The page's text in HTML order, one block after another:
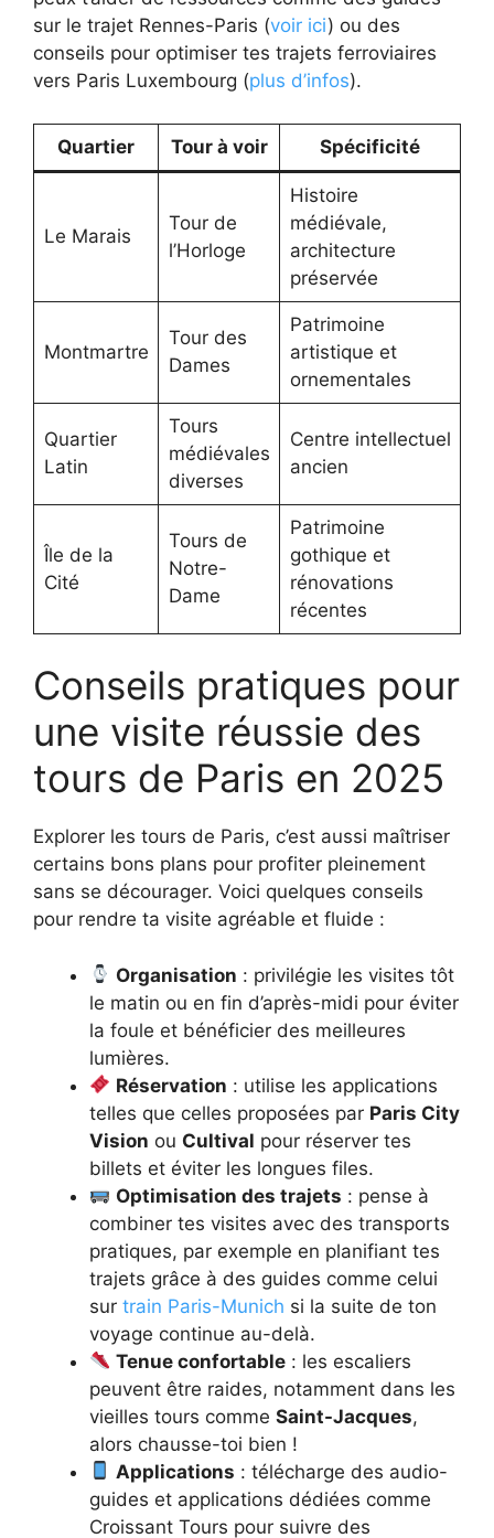
sur le trajet Rennes-Paris (voir ici) ou des
conseils pour optimiser tes trajets ferroviaires
vers Paris Luxembourg (plus d’infos).
Quartier Tour à voir Spécificité
Le Marais
Tour de
l’Horloge
Histoire
médiévale,
architecture
préservée
Montmartre
Tour des
Dames
Patrimoine
artistique et
ornementales
Quartier
Latin
Tours
médiévales
diverses
Centre intellectuel
ancien
Île de la
Cité
Tours de
Notre-
Dame
Patrimoine
gothique et
rénovations
récentes
Conseils pratiques pour
une visite réussie des
tours de Paris en 2025
Explorer les tours de Paris, c’est aussi maîtriser
certains bons plans pour profiter pleinement
sans se décourager. Voici quelques conseils
pour rendre ta visite agréable et fluide :
Organisation : privilégie les visites tôt
le matin ou en fin d’après-midi pour éviter
la foule et bénéficier des meilleures
lumières.
Réservation : utilise les applications
telles que celles proposées par Paris City
Vision ou Cultival pour réserver tes
billets et éviter les longues files.
Optimisation des trajets : pense à
combiner tes visites avec des transports
pratiques, par exemple en planifiant tes
trajets grâce à des guides comme celui
sur train Paris-Munich si la suite de ton
voyage continue au-delà.
Tenue confortable : les escaliers
peuvent être raides, notamment dans les
vieilles tours comme Saint-Jacques,
alors chausse-toi bien !
Applications : télécharge des audio-
guides et applications dédiées comme
Croissant Tours pour suivre des